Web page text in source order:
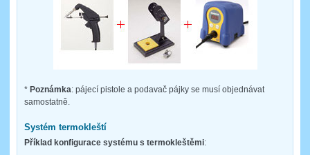
* Poznámka: pájecí pistole a podavač pájky se musí objednávat
samostatně.
Systém termokleští
Příklad konfigurace systému s termokleštěmi: